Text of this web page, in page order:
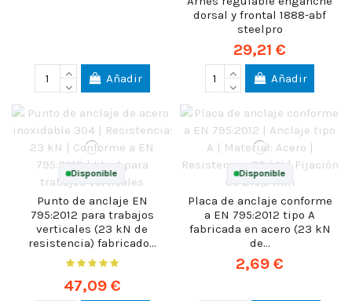
Añadir
dorsal y frontal 1888-abf
steelpro
29,21 €
Añadir
Disponible
Punto de anclaje EN
795:2012 para trabajos
verticales (23 kN de
resistencia) fabricado...
47,09 €
Disponible
Placa de anclaje conforme
a EN 795:2012 tipo A
fabricada en acero (23 kN
de...
2,69 €